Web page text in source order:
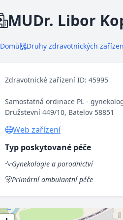
MUDr. Libor
Domů Druhy zdravotnických
Zdravotnické zařízení ID: 45995
Samostatná ordinace PL -
Družstevní 449/10, Batelov 58851
Web zařízení
Typ poskytované péče
Gynekologie a porodnictví
Primární ambulantní péče